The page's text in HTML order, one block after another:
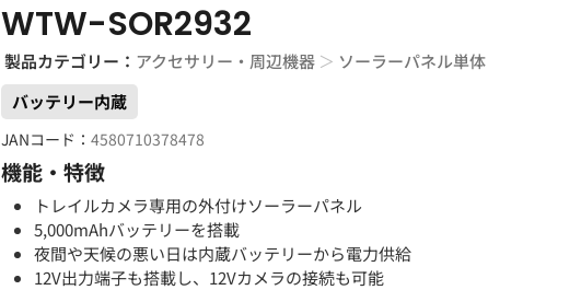
WTW-SOR2932
製品カテゴリー： アクセサリー・周辺機器 ＞ ソーラーパネル単体
バッテリー内蔵
JANコード： 4580710378478
機能・特徴
トレイルカメラ専用の外付けソーラーパネル
5,000mAhバッテリーを搭載
夜間や天候の悪い日は内蔵バッテリーから電力供給
12V出力端子も搭載し、12Vカメラの接続も可能